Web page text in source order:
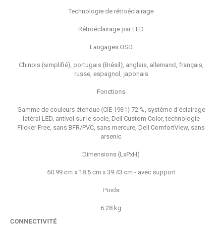
Technologie de rétroéclairage
Rétroéclairage par LED
Langages OSD
Chinois (simplifié), portugais (Brésil), anglais, allemand, français,
russe, espagnol, japonais
Fonctions
Gamme de couleurs étendue (CIE 1931) 72 %, système d'éclairage
latéral LED, antivol sur le socle, Dell Custom Color, technologie
Flicker Free, sans BFR/PVC, sans mercure, Dell ComfortView, sans
arsenic
Dimensions (LxPxH)
60.99 cm x 18.5 cm x 39.43 cm - avec support
Poids
6.28 kg
CONNECTIVITÉ